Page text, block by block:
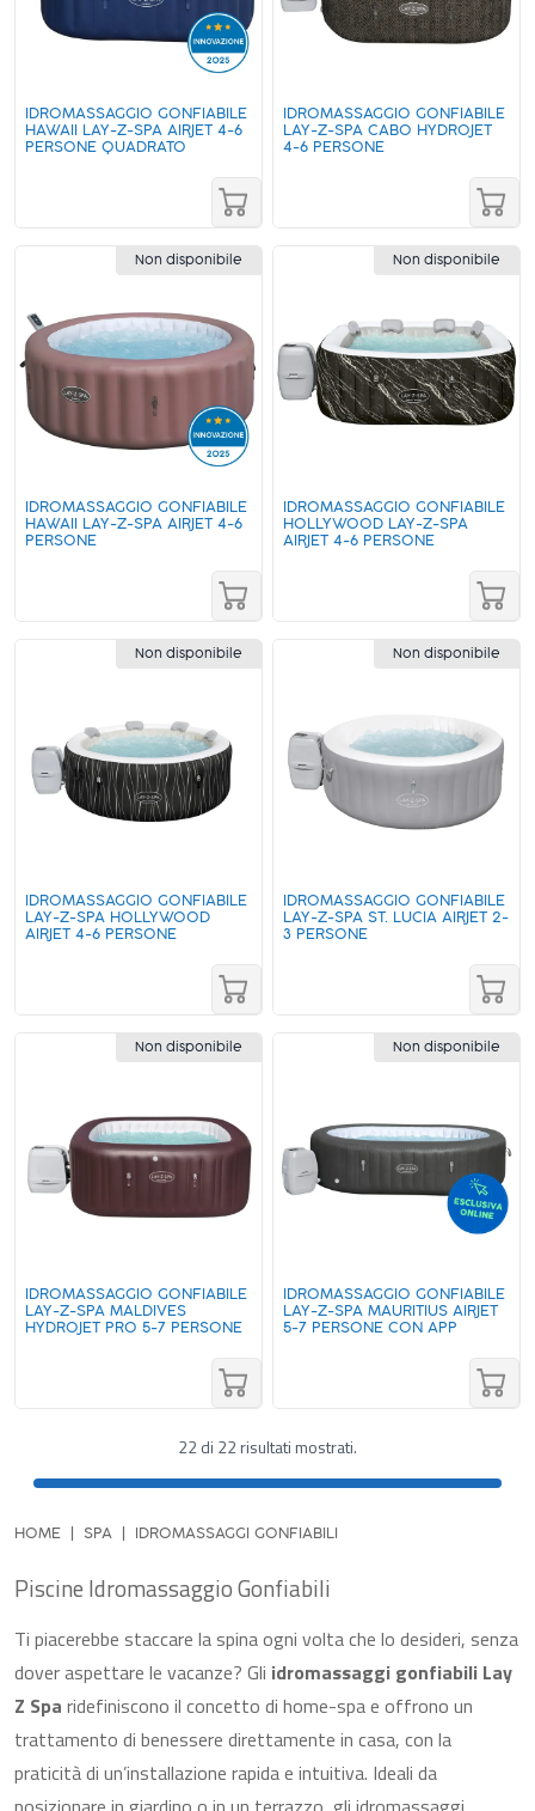
IDROMASSAGGIO GONFIABILE
HAWAII LAY-Z-SPA AIRJET 4-6
PERSONE QUADRATO
IDROMASSAGGIO GONFIABILE
LAY-Z-SPA CABO HYDROJET
4-6 PERSONE
Non disponibile
IDROMASSAGGIO GONFIABILE
HAWAII LAY-Z-SPA AIRJET 4-6
PERSONE
Non disponibile
IDROMASSAGGIO GONFIABILE
HOLLYWOOD LAY-Z-SPA
AIRJET 4-6 PERSONE
Non disponibile
IDROMASSAGGIO GONFIABILE
LAY-Z-SPA HOLLYWOOD
AIRJET 4-6 PERSONE
Non disponibile
IDROMASSAGGIO GONFIABILE
LAY-Z-SPA ST. LUCIA AIRJET 2-
3 PERSONE
Non disponibile
IDROMASSAGGIO GONFIABILE
LAY-Z-SPA MALDIVES
HYDROJET PRO 5-7 PERSONE
Non disponibile
IDROMASSAGGIO GONFIABILE
LAY-Z-SPA MAURITIUS AIRJET
5-7 PERSONE CON APP
22 di 22 risultati mostrati.
HOME SPA IDROMASSAGGI GONFIABILI
Piscine Idromassaggio Gonfiabili
Ti piacerebbe staccare la spina ogni volta che lo desideri, senza
dover aspettare le vacanze? Gli idromassaggi gonfiabili Lay
Z Spa ridefiniscono il concetto di home-spa e offrono un
trattamento di benessere direttamente in casa, con la
praticità di un’installazione rapida e intuitiva. Ideali da